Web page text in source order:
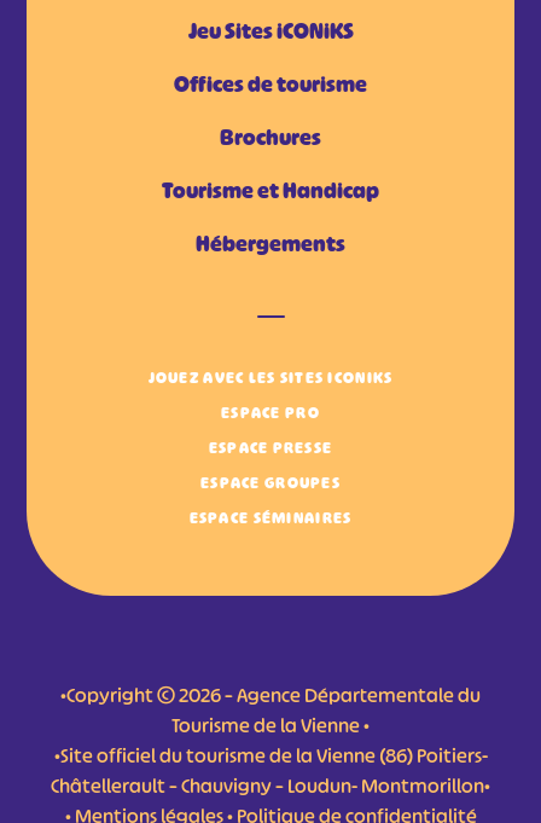
Jeu Sites iCONiKS
Offices de tourisme
Brochures
Tourisme et Handicap
Hébergements
JOUEZ AVEC LES SITES ICONIKS
ESPACE PRO
ESPACE PRESSE
ESPACE GROUPES
ESPACE SÉMINAIRES
•Copyright © 2026 – Agence Départementale du
Tourisme de la Vienne •
•Site officiel du tourisme de la Vienne (86) Poitiers-
Châtellerault – Chauvigny – Loudun- Montmorillon•
•Mentions légales•Politique de confidentialité